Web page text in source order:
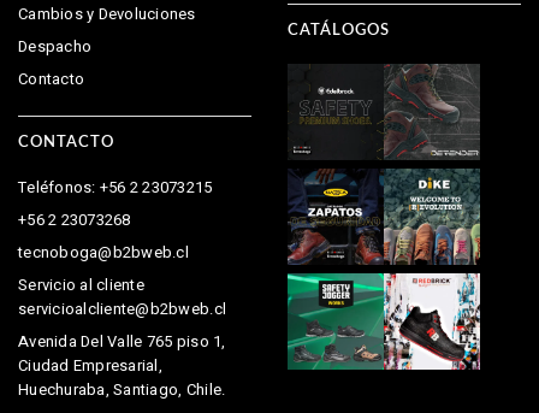
Cambios y Devoluciones
Despacho
Contacto
CONTACTO
Teléfonos: +56 2 23073215
+56 2 23073268
tecnoboga@b2bweb.cl
Servicio al cliente
servicioalcliente@b2bweb.cl
Avenida Del Valle 765 piso 1,
Ciudad Empresarial,
Huechuraba, Santiago, Chile.
CATÁLOGOS